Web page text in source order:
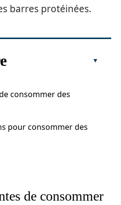
barres protéinées.
consommer des
pour consommer des
de consommer